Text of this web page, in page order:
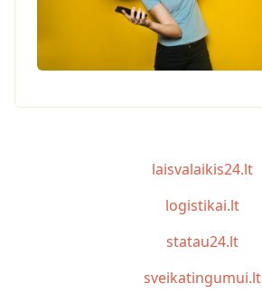
laisvalaikis24.lt
logistikai.lt
statau24.lt
sveikatingumui.lt